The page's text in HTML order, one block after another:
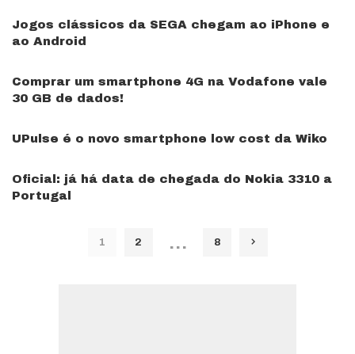
Jogos clássicos da SEGA chegam ao iPhone e
ao Android
Comprar um smartphone 4G na Vodafone vale
30 GB de dados!
UPulse é o novo smartphone low cost da Wiko
Oficial: já há data de chegada do Nokia 3310 a
Portugal
1 2 … 8